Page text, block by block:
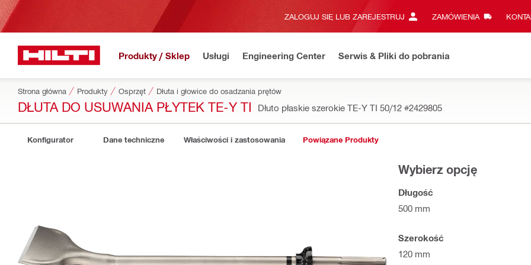
ZALOGUJ SIĘ LUB ZAREJESTRUJ ZAMÓWIENIA
Produkty / Sklep Usługi Engineering Center Serwis & Pliki do pobrania
Strona główna Produkty Osprzęt Dłuta i głowice do osadzania prętów
DŁUTA DO USUWANIA PŁYTEK TE-Y TI Dłuto płaskie szerokie TE-Y TI 50/12 #2429805
Konfigurator Dane techniczne Właściwości i zastosowania Powiązane Produkty
Wybierz opcję
Długość
500 mm
Szerokość
120 mm